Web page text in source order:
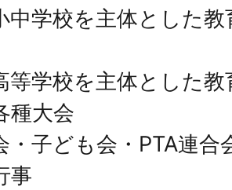
中学校を主体とした
等学校を主体とした
種大会
・子ども会・PTA連合
事